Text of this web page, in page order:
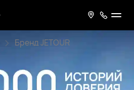
Бренд JETOUR